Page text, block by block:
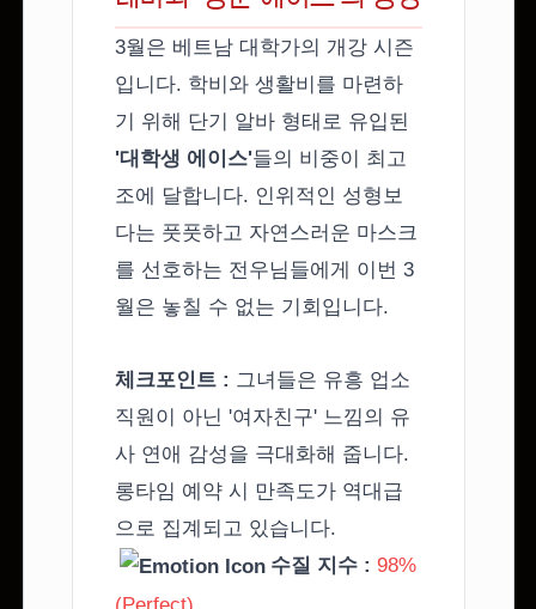
3월은 베트남 대학가의 개강 시즌
입니다. 학비와 생활비를 마련하
기 위해 단기 알바 형태로 유입된
'대학생 에이스'들의 비중이 최고
조에 달합니다. 인위적인 성형보
다는 풋풋하고 자연스러운 마스크
를 선호하는 전우님들에게 이번 3
월은 놓칠 수 없는 기회입니다.
체크포인트 : 그녀들은 유흥 업소
직원이 아닌 '여자친구' 느낌의 유
사 연애 감성을 극대화해 줍니다.
롱타임 예약 시 만족도가 역대급
으로 집계되고 있습니다.
수질 지수 : 98%